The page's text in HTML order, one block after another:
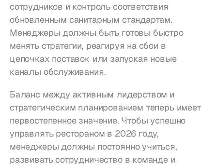
сотрудников и контроль соответствия
обновленным санитарным стандартам.
Менеджеры должны быть готовы быстро
менять стратегии, реагируя на сбои в
цепочках поставок или запуская новые
каналы обслуживания.
Баланс между активным лидерством и
стратегическим планированием теперь имеет
первостепенное значение. Чтобы успешно
управлять рестораном в 2026 году,
менеджеры должны постоянно учиться,
развивать сотрудничество в команде и